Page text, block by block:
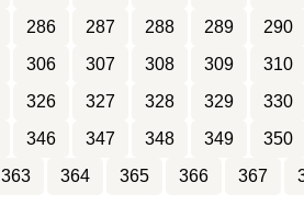
286 287 288 289 290
306 307 308 309 310
326 327 328 329 330
346 347 348 349 350
363 364 365 366 367